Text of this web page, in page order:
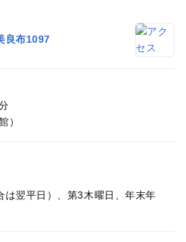
良布1097
）
は翌平日）、第3木曜日、年末年